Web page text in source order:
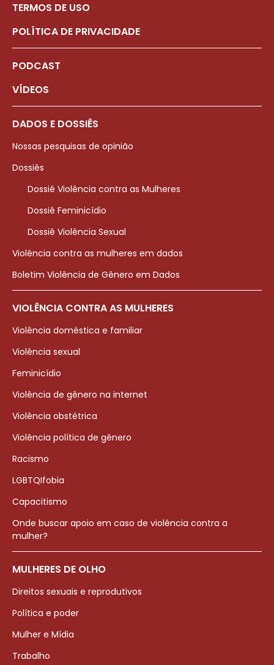
TERMOS DE USO
POLÍTICA DE PRIVACIDADE
PODCAST
VÍDEOS
DADOS E DOSSIÊS
Nossas pesquisas de opinião
Dossiês
Dossiê Violência contra as Mulheres
Dossiê Feminicídio
Dossiê Violência Sexual
Violência contra as mulheres em dados
Boletim Violência de Gênero em Dados
VIOLÊNCIA CONTRA AS MULHERES
Violência doméstica e familiar
Violência sexual
Feminicídio
Violência de gênero na internet
Violência obstétrica
Violência política de gênero
Racismo
LGBTQIfobia
Capacitismo
Onde buscar apoio em caso de violência contra a
mulher?
MULHERES DE OLHO
Direitos sexuais e reprodutivos
Política e poder
Mulher e Mídia
Trabalho